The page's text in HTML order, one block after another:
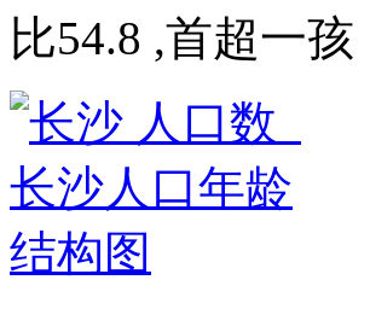
比54.8 ,首超一孩